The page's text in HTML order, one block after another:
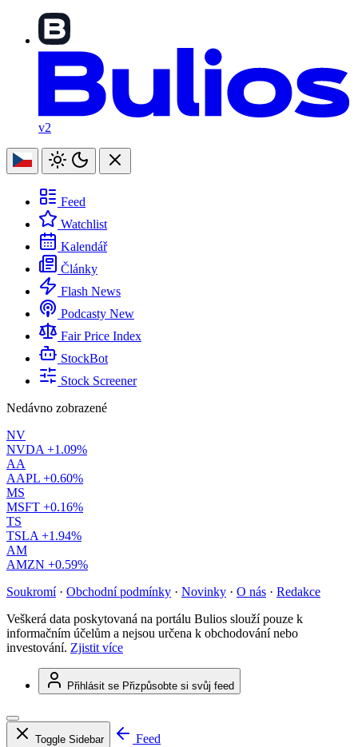
v2
Feed
Watchlist
Kalendář
Články
Flash News
Podcasty New
Fair Price Index
StockBot
Stock Screener
Nedávno zobrazené
NV
NVDA +1.09%
AA
AAPL +0.60%
MS
MSFT +0.16%
TS
TSLA +1.94%
AM
AMZN +0.59%
Soukromí · Obchodní podmínky · Novinky · O nás · Redakce
Veškerá data poskytovaná na portálu Bulios slouží pouze k
informačním účelům a nejsou určena k obchodování nebo
investování. Zjistit více
Přihlásit se Přizpůsobte si svůj feed
Toggle Sidebar
Feed